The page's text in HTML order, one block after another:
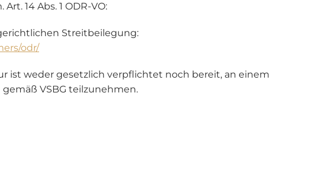
14 Abs. 1 ODR-VO:
Streitbeilegung:
odr/
ist weder gesetzlich verpflichtet noch bereit, an einem
VSBG teilzunehmen.